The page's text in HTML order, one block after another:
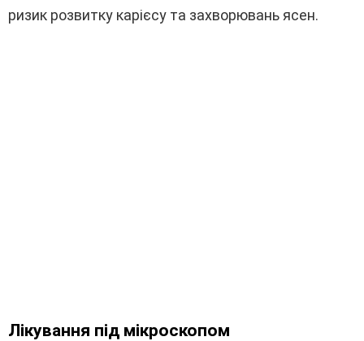
ризик розвитку карієсу та захворювань ясен.
Лікування під мікроскопом